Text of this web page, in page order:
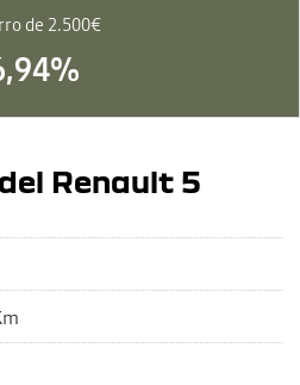
de 2.500€
Renault 5